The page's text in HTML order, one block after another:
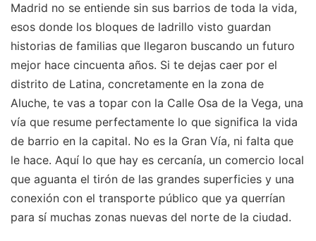
Madrid no se entiende sin sus barrios de toda la vida,
esos donde los bloques de ladrillo visto guardan
historias de familias que llegaron buscando un futuro
mejor hace cincuenta años. Si te dejas caer por el
distrito de Latina, concretamente en la zona de
Aluche, te vas a topar con la Calle Osa de la Vega, una
vía que resume perfectamente lo que significa la vida
de barrio en la capital. No es la Gran Vía, ni falta que
le hace. Aquí lo que hay es cercanía, un comercio local
que aguanta el tirón de las grandes superficies y una
conexión con el transporte público que ya querrían
para sí muchas zonas nuevas del norte de la ciudad.